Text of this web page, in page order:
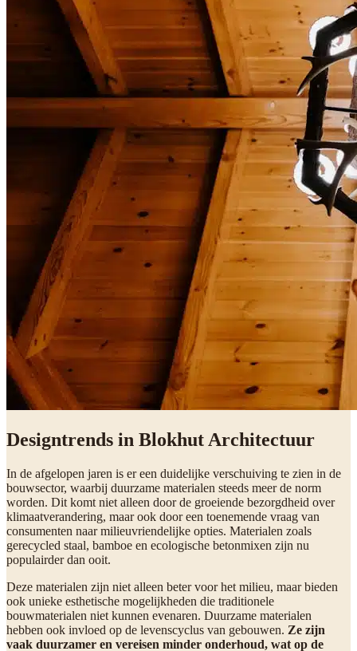
Designtrends in Blokhut Architectuur
In de afgelopen jaren is er een duidelijke verschuiving te zien in de
bouwsector, waarbij duurzame materialen steeds meer de norm
worden. Dit komt niet alleen door de groeiende bezorgdheid over
klimaatverandering, maar ook door een toenemende vraag van
consumenten naar milieuvriendelijke opties. Materialen zoals
gerecycled staal, bamboe en ecologische betonmixen zijn nu
populairder dan ooit.
Deze materialen zijn niet alleen beter voor het milieu, maar bieden
ook unieke esthetische mogelijkheden die traditionele
bouwmaterialen niet kunnen evenaren. Duurzame materialen
hebben ook invloed op de levenscyclus van gebouwen. Ze zijn
vaak duurzamer en vereisen minder onderhoud, wat op de